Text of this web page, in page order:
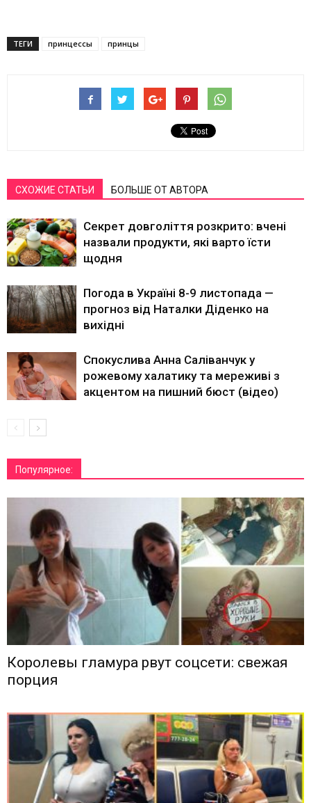
ТЕГИ принцессы принцы
СХОЖИЕ СТАТЬИ БОЛЬШЕ ОТ АВТОРА
Секрет довголіття розкрито: вчені
назвали продукти, які варто їсти
щодня
Погода в Україні 8-9 листопада —
прогноз від Наталки Діденко на
вихідні
Спокуслива Анна Саліванчук у
рожевому халатику та мереживі з
акцентом на пишний бюст (відео)
Популярное:
Королевы гламура рвут соцсети: свежая
порция